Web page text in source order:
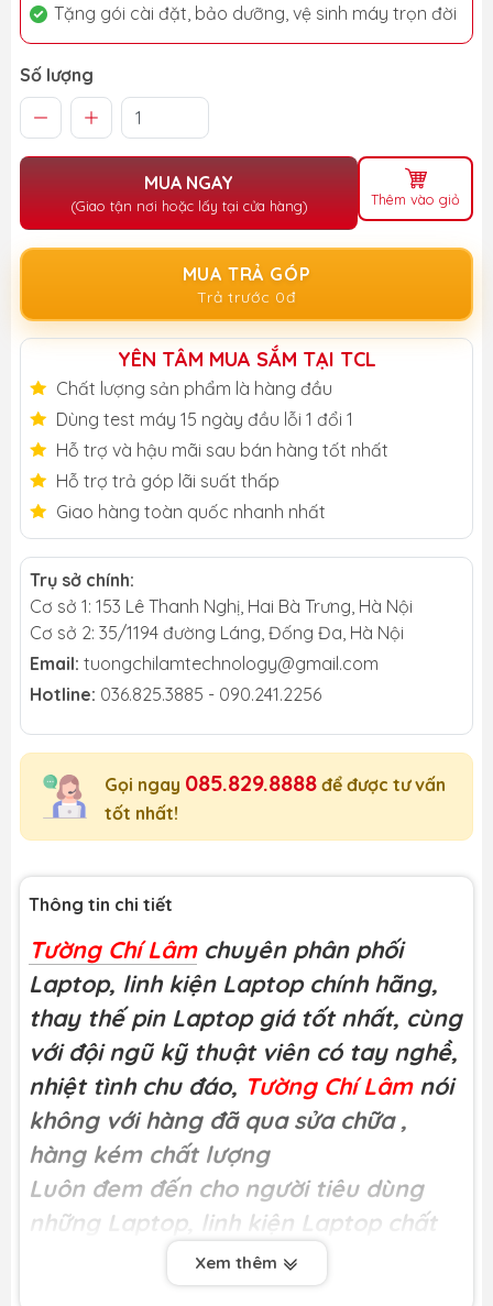
Tặng gói cài đặt, bảo dưỡng, vệ sinh máy trọn đời
Số lượng
MUA NGAY
(Giao tận nơi hoặc lấy tại cửa hàng) Thêm vào giỏ
MUA TRẢ GÓP
Trả trước 0đ
YÊN TÂM MUA SẮM TẠI TCL
Chất lượng sản phẩm là hàng đầu
Dùng test máy 15 ngày đầu lỗi 1 đổi 1
Hỗ trợ và hậu mãi sau bán hàng tốt nhất
Hỗ trợ trả góp lãi suất thấp
Giao hàng toàn quốc nhanh nhất
Trụ sở chính:
Cơ sở 1: 153 Lê Thanh Nghị, Hai Bà Trưng, Hà Nội
Cơ sở 2: 35/1194 đường Láng, Đống Đa, Hà Nội
Email: tuongchilamtechnology@gmail.com
Hotline: 036.825.3885 - 090.241.2256
Gọi ngay 085.829.8888 để được tư vấn
tốt nhất!
Thông tin chi tiết
Tường Chí Lâm chuyên phân phối
Laptop, linh kiện Laptop chính hãng,
thay thế pin Laptop giá tốt nhất, cùng
với đội ngũ kỹ thuật viên có tay nghề,
nhiệt tình chu đáo, Tường Chí Lâm nói
không với hàng đã qua sửa chữa ,
hàng kém chất lượng
Luôn đem đến cho người tiêu dùng
những Laptop, linh kiện Laptop chất
Miễn phí công thay tạiTường Chí Lâm
Xem thêm